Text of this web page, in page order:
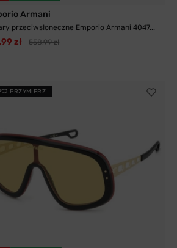
Armani
przeciwsłoneczne Emporio Armani 4047...
zł 558,99 zł
PRZYMIERZ